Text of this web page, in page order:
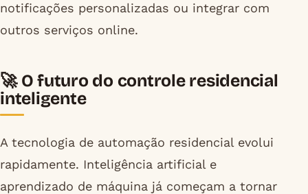
notificações personalizadas ou integrar com
outros serviços online.
🚀 O futuro do controle residencial
inteligente
A tecnologia de automação residencial evolui
rapidamente. Inteligência artificial e
aprendizado de máquina já começam a tornar